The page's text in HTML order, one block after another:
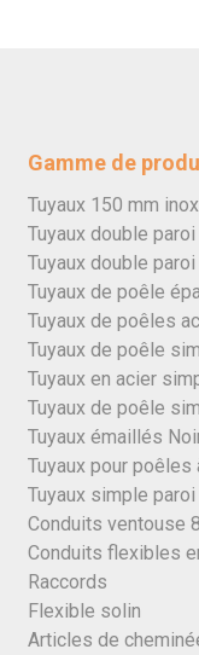
Gamme de
Tuyaux 150 mm
Tuyaux double
Tuyaux double
Tuyaux de poêle
Tuyaux de poêles
Tuyaux de poêle
Tuyaux en acier
Tuyaux de poêle
Tuyaux émaillés
Tuyaux pour
Tuyaux simple
Conduits ventouse
Conduits flexibles
Raccords
Flexible solin
Articles de